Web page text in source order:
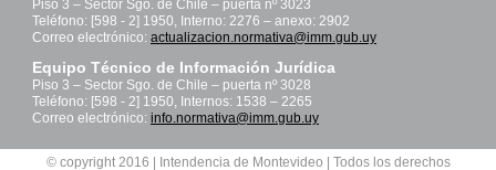
Piso 3 – Sector Sgo. de Chile – puerta nº 3023
Teléfono: [598 - 2] 1950, Interno: 2276 – anexo: 2902
Correo electrónico: actualizacion.normativa@imm.gub.uy
Equipo Técnico de Información Jurídica
Piso 3 – Sector Sgo. de Chile – puerta nº 3028
Teléfono: [598 - 2] 1950, Internos: 1538 – 2265
Correo electrónico: info.normativa@imm.gub.uy
© copyright 2016 | Intendencia de Montevideo | Todos los derechos